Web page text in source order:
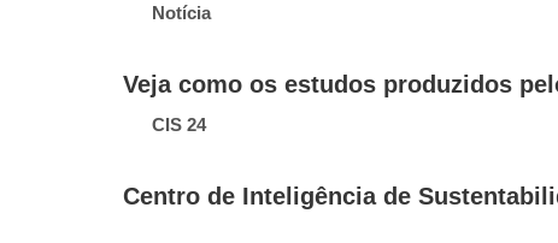
Notícia
Veja como os estudos produzidos
CIS 24
Centro de Inteligência de